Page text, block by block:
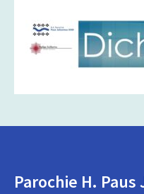
Parochie H. Paus